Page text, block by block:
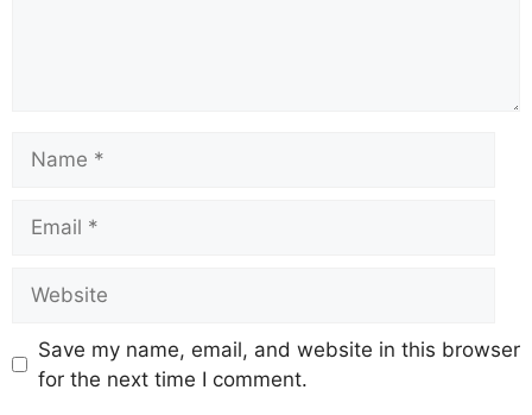
Save my name, email, and website in this browser
for the next time I comment.